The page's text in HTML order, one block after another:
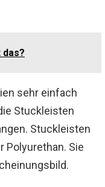
sehr einfach
Stuckleisten
Stuckleisten
Polyurethan. Sie